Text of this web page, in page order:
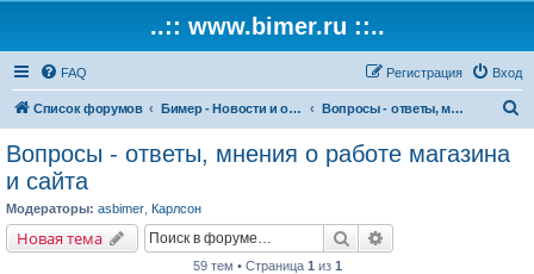
..:: www.bimer.ru ::..
FAQ Вход
Регистрация
Список форумов Бимер - Новости и обсуждение магазина и сайта. Вопросы - ответы, мнения о работе магазина и сайта
Вопросы - ответы, мнения о работе магазина
и сайта
Модераторы: asbimer Карлсон
Новая тема Поиск
59 тем • Страница 1 из 1